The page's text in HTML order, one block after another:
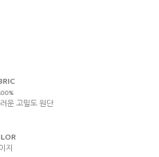
운 고밀도 원단
지